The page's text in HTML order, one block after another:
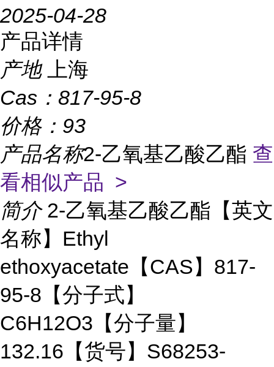
2025-04-28
产品详情
产地
上海
Cas： 817-95-8
价格： 93
产品名称2-乙氧基乙酸乙酯 查
看相似产品 >
简介 2-乙氧基乙酸乙酯【英文
名称】Ethyl
ethoxyacetate【CAS】817-
95-8【分子式】
C6H12O3【分子量】
132.16【货号】S68253-